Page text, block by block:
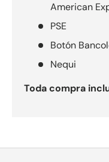
American
PSE
Botón
Nequi
Toda compra